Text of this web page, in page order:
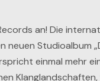
an! Die
Studioalbum
einmal mehr